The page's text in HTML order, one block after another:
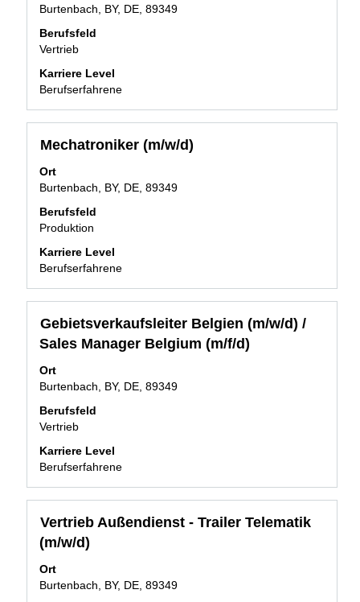
Burtenbach, BY, DE, 89349
Berufsfeld
Vertrieb
Karriere Level
Berufserfahrene
um
Stelleninformationen
vollständig
anzuzeigen.
Stellenbezeichnung
Mechatroniker (m/w/d)
Ort
Burtenbach, BY, DE, 89349
Berufsfeld
Produktion
Karriere Level
Berufserfahrene
Drücken
die
Leertaste,
um
die
vollständig
anzuzeigen.
Stellenbezeichnung
Gebietsverkaufsleiter Belgien (m/w/d) /
Sales Manager Belgium (m/f/d)
Ort
Burtenbach, BY, DE, 89349
Berufsfeld
Vertrieb
Karriere Level
Berufserfahrene
Drücken
Sie
Leertaste,
um
Stelleninformationen
vollständig
anzuzeigen.
Stellenbezeichnung
Vertrieb Außendienst - Trailer Telematik
(m/w/d)
Ort
Burtenbach, BY, DE, 89349
Drücken
Sie
die
Leertaste,
um